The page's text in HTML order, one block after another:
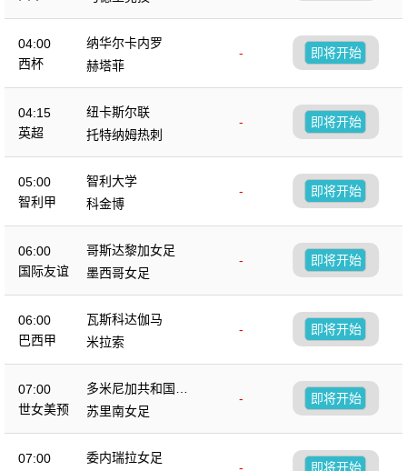
04:00
西杯
纳华尔卡内罗
-
赫塔菲
即将开始
04:15
英超
纽卡斯尔联
-
托特纳姆热刺
即将开始
05:00
智利甲
智利大学
-
科金博
即将开始
06:00
国际友谊
哥斯达黎加女足
-
墨西哥女足
即将开始
06:00
巴西甲
瓦斯科达伽马
-
米拉索
即将开始
07:00
世女美预
多米尼加共和国女
足
-
苏里南女足
即将开始
07:00
委内瑞拉女足
-
即将开始